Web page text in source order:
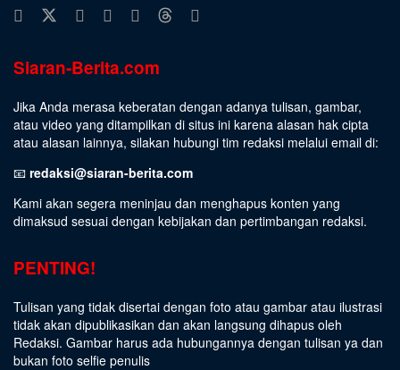
Siaran-Berita.com
Jika Anda merasa keberatan dengan adanya tulisan, gambar,
atau video yang ditampilkan di situs ini karena alasan hak cipta
atau alasan lainnya, silakan hubungi tim redaksi melalui email di:
📧 redaksi@siaran-berita.com
Kami akan segera meninjau dan menghapus konten yang
dimaksud sesuai dengan kebijakan dan pertimbangan redaksi.
PENTING!
Tulisan yang tidak disertai dengan foto atau gambar atau ilustrasi
tidak akan dipublikasikan dan akan langsung dihapus oleh
Redaksi. Gambar harus ada hubungannya dengan tulisan ya dan
bukan foto selfie penulis